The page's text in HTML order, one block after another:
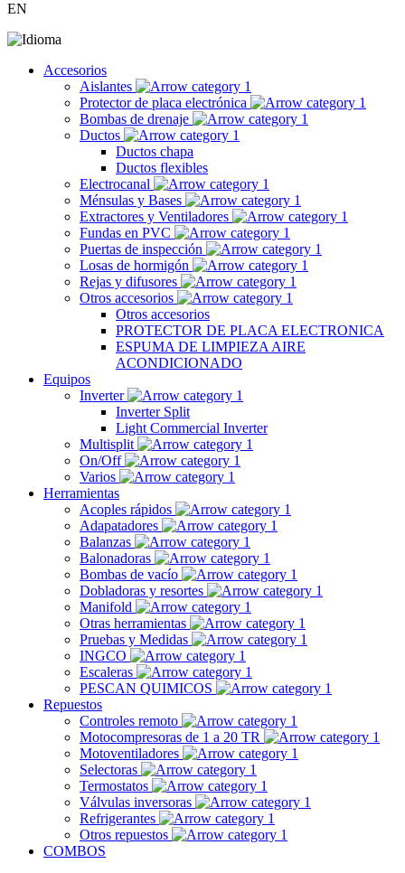
EN
Accesorios
Aislantes
Protector de placa electrónica
Bombas de drenaje
Ductos
Ductos chapa
Ductos flexibles
Electrocanal
Ménsulas y Bases
Extractores y Ventiladores
Fundas en PVC
Puertas de inspección
Losas de hormigón
Rejas y difusores
Otros accesorios
Otros accesorios
PROTECTOR DE PLACA ELECTRONICA
ESPUMA DE LIMPIEZA AIRE
ACONDICIONADO
Equipos
Inverter
Inverter Split
Light Commercial Inverter
Multisplit
On/Off
Varios
Herramientas
Acoples rápidos
Adapatadores
Balanzas
Balonadoras
Bombas de vacío
Dobladoras y resortes
Manifold
Otras herramientas
Pruebas y Medidas
INGCO
Escaleras
PESCAN QUIMICOS
Repuestos
Controles remoto
Motocompresoras de 1 a 20 TR
Motoventiladores
Selectoras
Termostatos
Válvulas inversoras
Refrigerantes
Otros repuestos
COMBOS